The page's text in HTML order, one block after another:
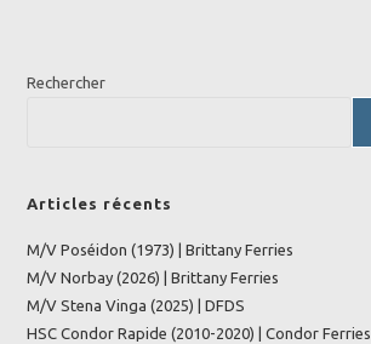
Rechercher
Articles récents
M/V Poséidon (1973) | Brittany Ferries
M/V Norbay (2026) | Brittany Ferries
M/V Stena Vinga (2025) | DFDS
HSC Condor Rapide (2010-2020) | Condor Ferries